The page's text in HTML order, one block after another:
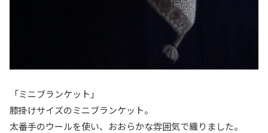
「ミニブランケット」
膝掛けサイズのミニブランケット。
太番手のウールを使い、おおらかな雰囲気で織りました。